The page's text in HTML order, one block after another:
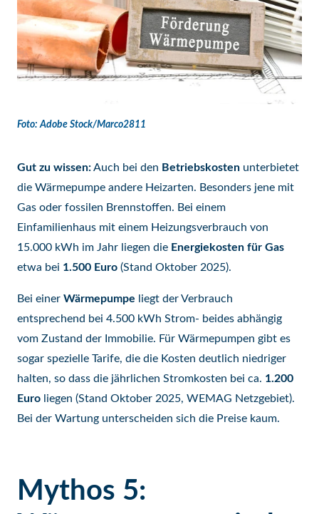
Foto: Adobe Stock/Marco2811
Gut zu wissen:Auch bei den Betriebskosten unterbietet
die Wärmepumpe andere Heizarten. Besonders jene mit
Gas oder fossilen Brennstoffen. Bei einem
Einfamilienhaus mit einem Heizungsverbrauch von
15.000 kWh im Jahr liegen die Energiekosten für Gas
etwa bei 1.500 Euro (Stand Oktober 2025).
Bei einer Wärmepumpe liegt der Verbrauch
entsprechend bei 4.500 kWh Strom- beides abhängig
vom Zustand der Immobilie. Für Wärmepumpen gibt es
sogar spezielle Tarife, die die Kosten deutlich niedriger
halten, so dass die jährlichen Stromkosten bei ca. 1.200
Euro liegen (Stand Oktober 2025, WEMAG Netzgebiet).
Bei der Wartung unterscheiden sich die Preise kaum.
Mythos 5: